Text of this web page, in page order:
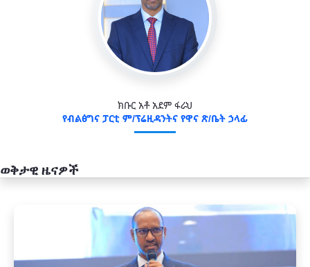
ክቡር አቶ አደም ፋራህ
የብልፅግና ፓርቲ ም/ፕሬዚዳንትና የዋና ጽ/ቤት ኃላፊ
ወቅታዊ ዜናዎች